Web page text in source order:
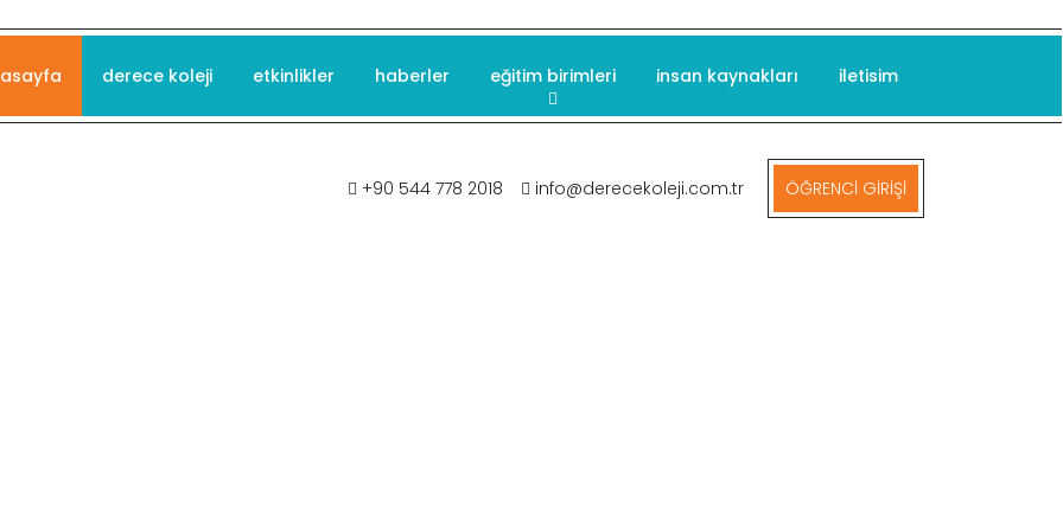
derece koleji etkinlikler haberler eğitim birimleri insan kaynakları iletisim
+90 544 778 2018 info@derecekoleji.com.tr ÖĞRENCİ GİRİŞİ